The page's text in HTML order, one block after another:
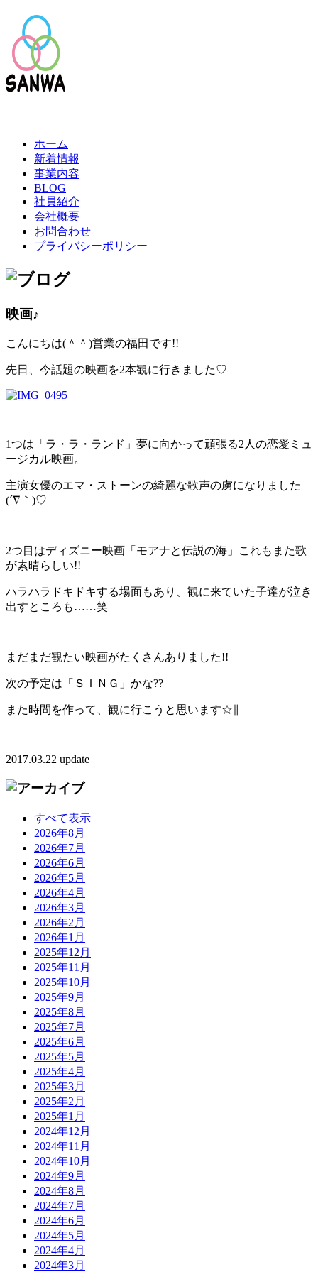
ホーム
新着情報
事業内容
BLOG
社員紹介
会社概要
お問合わせ
プライバシーポリシー
映画♪
こんにちは(＾＾)営業の福田です!!
先日、今話題の映画を2本観に行きました♡
1つは「ラ・ラ・ランド」夢に向かって頑張る2人の恋愛ミュ
ージカル映画。
主演女優のエマ・ストーンの綺麗な歌声の虜になりました
(´∇｀)♡
2つ目はディズニー映画「モアナと伝説の海」これもまた歌
が素晴らしい!!
ハラハラドキドキする場面もあり、観に来ていた子達が泣き
出すところも……笑
まだまだ観たい映画がたくさんありました!!
次の予定は「ＳＩＮＧ」かな??
また時間を作って、観に行こうと思います☆∥
2017.03.22 update
すべて表示
2026年8月
2026年7月
2026年6月
2026年5月
2026年4月
2026年3月
2026年2月
2026年1月
2025年12月
2025年11月
2025年10月
2025年9月
2025年8月
2025年7月
2025年6月
2025年5月
2025年4月
2025年3月
2025年2月
2025年1月
2024年12月
2024年11月
2024年10月
2024年9月
2024年8月
2024年7月
2024年6月
2024年5月
2024年4月
2024年3月